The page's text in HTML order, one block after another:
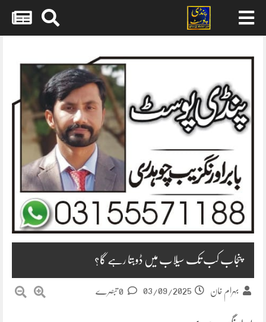
content
پنجاب کب تک سیلاب میں ڈوبتا رہے گا؟
بہرام خان 03/09/2025